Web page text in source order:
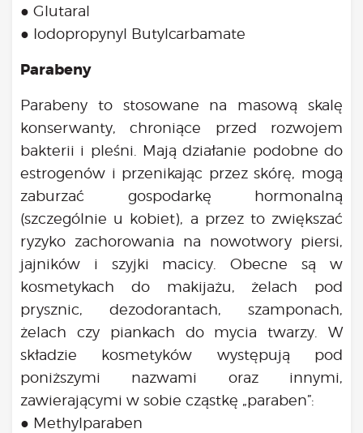
● Glutaral
● Iodopropynyl Butylcarbamate
Parabeny
Parabeny to stosowane na masową skalę
konserwanty, chroniące przed rozwojem
bakterii i pleśni. Mają działanie podobne do
estrogenów i przenikając przez skórę, mogą
zaburzać gospodarkę hormonalną
(szczególnie u kobiet), a przez to zwiększać
ryzyko zachorowania na nowotwory piersi,
jajników i szyjki macicy. Obecne są w
kosmetykach do makijażu, żelach pod
prysznic, dezodorantach, szamponach,
żelach czy piankach do mycia twarzy. W
składzie kosmetyków występują pod
poniższymi nazwami oraz innymi,
zawierającymi w sobie cząstkę „paraben”:
● Methylparaben